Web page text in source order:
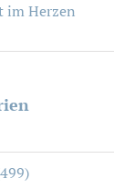
im Herzen